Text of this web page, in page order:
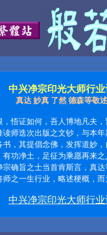
中兴净宗印光大师行业
真达 妙真 了然 德森等敬述
，悟证如何，吾人博地凡夫，
读师迭次出版之文钞，与本年
书，其提倡念佛，发挥道妙
有功净土，足征为乘愿再来
宗确旨之士当首肯斯言，真
之一生行业，略述梗概，而
中兴净宗印光大师行业